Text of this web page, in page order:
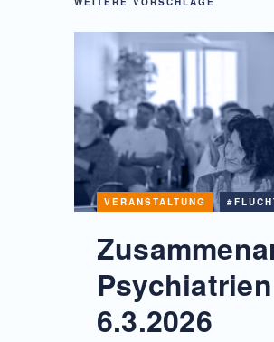
VERANSTALTUNG
6.3.2026